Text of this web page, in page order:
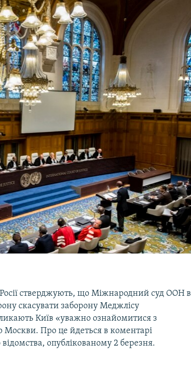
стверджують, що Міжнародний суд ООН в
скасувати заборону Меджлісу
Київ «уважно ознайомитися з
Москви. Про це йдеться в коментарі
опублікованому 2 березня.